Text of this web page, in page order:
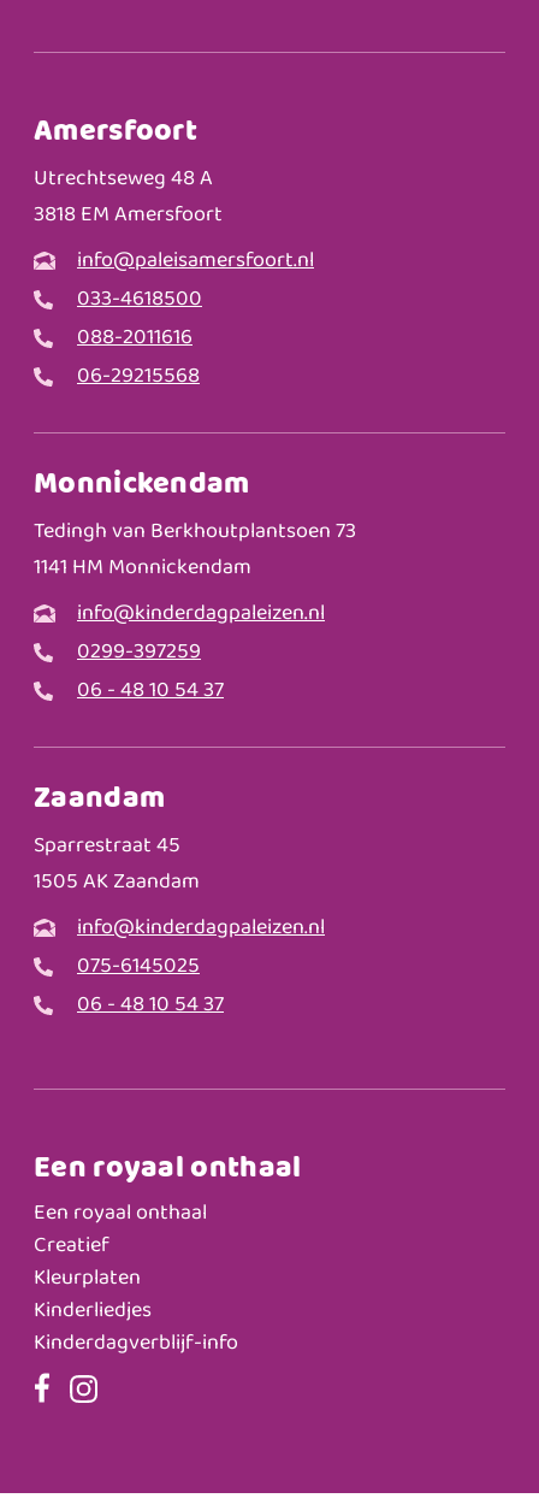
Amersfoort
Utrechtseweg 48 A
3818 EM Amersfoort
info@paleisamersfoort.nl
033-4618500
088-2011616
06-29215568
Monnickendam
Tedingh van Berkhoutplantsoen 73
1141 HM Monnickendam
info@kinderdagpaleizen.nl
0299-397259
06 - 48 10 54 37
Zaandam
Sparrestraat 45
1505 AK Zaandam
info@kinderdagpaleizen.nl
075-6145025
06 - 48 10 54 37
Een royaal onthaal
Een royaal onthaal
Creatief
Kleurplaten
Kinderliedjes
Kinderdagverblijf-info